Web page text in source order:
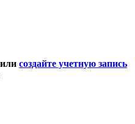
или создайте учетную запись